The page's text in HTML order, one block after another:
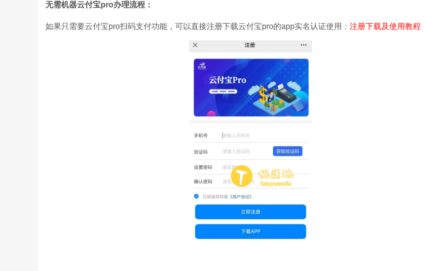
无需机器云付宝pro办理流程：
如果只需要云付宝pro扫码支付功能，可以直接注册下载云付宝pro的app实名认证使用： 注册下载及使用教程